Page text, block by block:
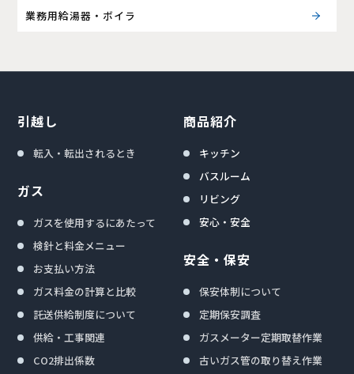
業務用給湯器・ボイラ
引越し
転入・転出されるとき
ガス
ガスを使用するにあたって
検針と料金メニュー
お支払い方法
ガス料金の計算と比較
託送供給制度について
供給・工事関連
CO2排出係数
商品紹介
キッチン
バスルーム
リビング
安心・安全
安全・保安
保安体制について
定期保安調査
ガスメーター定期取替作業
古いガス管の取り替え作業